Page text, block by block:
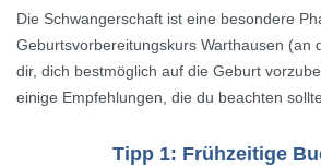
Die Schwangerschaft ist eine besondere
Geburtsvorbereitungskurs Warthausen (an
dir, dich bestmöglich auf die Geburt
einige Empfehlungen, die du beachten
Tipp 1: Frühzeitige